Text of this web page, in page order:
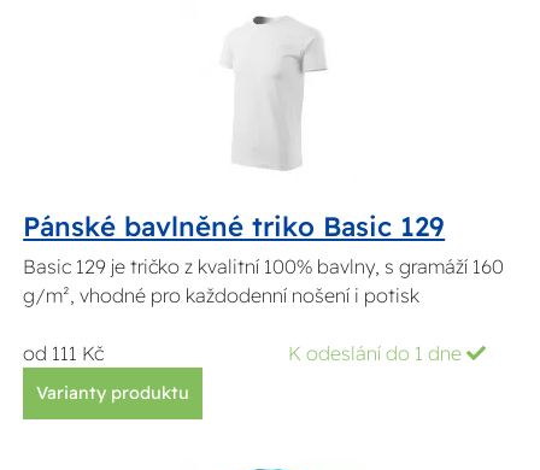
Pánské bavlněné triko Basic 129
Basic 129 je tričko z kvalitní 100% bavlny, s gramáží 160
g/m², vhodné pro každodenní nošení i potisk
od 111 Kč K odeslání do 1 dne
Varianty produktu